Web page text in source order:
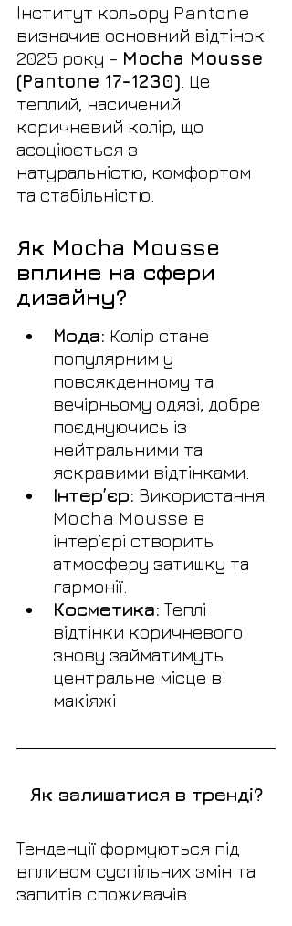
Інститут кольору Pantone
визначив основний відтінок
2025 року – Mocha Mousse
(Pantone 17-1230) . Це
теплий, насичений
коричневий колір, що
асоціюється з
натуральністю, комфортом
та стабільністю.
Як Mocha Mousse
вплине на сфери
дизайну?
Мода: Колір стане
популярним у
повсякденному та
вечірньому одязі, добре
поєднуючись із
нейтральними та
яскравими відтінками.
Інтер’єр: Використання
Mocha Mousse в
інтер’єрі створить
атмосферу затишку та
гармонії.
Косметика: Теплі
відтінки коричневого
знову займатимуть
центральне місце в
макіяжі
Як залишатися в тренді?
Тенденції формуються під
впливом суспільних змін та
запитів споживачів.